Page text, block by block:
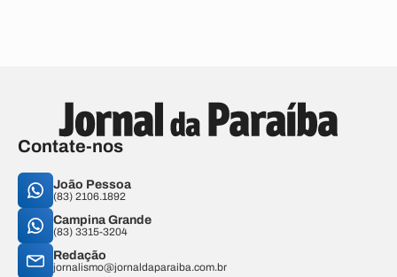
Contate-nos
João Pessoa
(83) 2106.1892
Campina Grande
(83) 3315-3204
Redação
jornalismo@jornaldaparaiba.com.br